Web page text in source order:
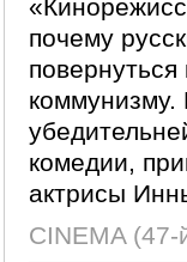
почему
коммунизму.
комедии,
актрисы
CINEMA